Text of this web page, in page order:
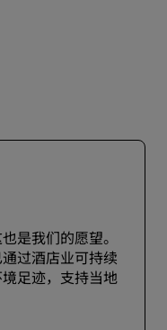
是我们的愿望。
过酒店业可持续
足迹，支持当地